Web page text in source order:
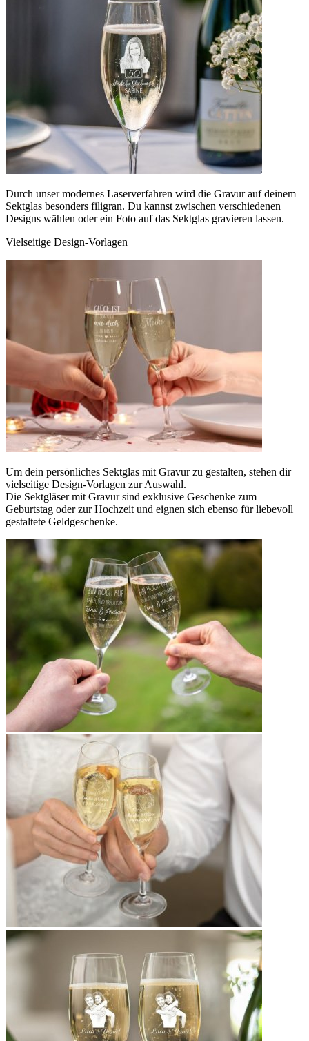
Durch unser modernes Laserverfahren wird die Gravur auf deinem
Sektglas besonders filigran. Du kannst zwischen verschiedenen
Designs wählen oder ein Foto auf das Sektglas gravieren lassen.
Vielseitige Design-Vorlagen
Um dein persönliches Sektglas mit Gravur zu gestalten, stehen dir
vielseitige Design-Vorlagen zur Auswahl.
Die Sektgläser mit Gravur sind exklusive Geschenke zum
Geburtstag oder zur Hochzeit und eignen sich ebenso für liebevoll
gestaltete Geldgeschenke.